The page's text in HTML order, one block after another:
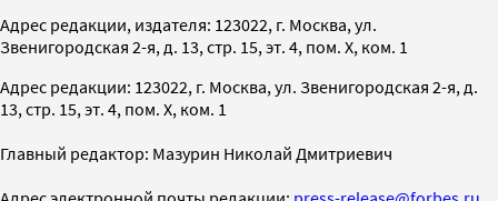
Адрес редакции, издателя: 123022, г. Москва, ул.
Звенигородская 2-я, д. 13, стр. 15, эт. 4, пом. X, ком. 1
Адрес редакции: 123022, г. Москва, ул. Звенигородская 2-я, д.
13, стр. 15, эт. 4, пом. X, ком. 1
Главный редактор: Мазурин Николай Дмитриевич